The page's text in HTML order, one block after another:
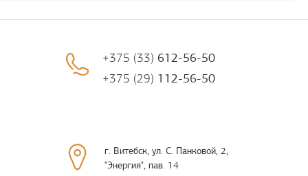
+375 (33) 612-56-50
+375 (29) 112-56-50
г. Витебск, ул. С. Панковой, 2,
"Энергия", пав. 14